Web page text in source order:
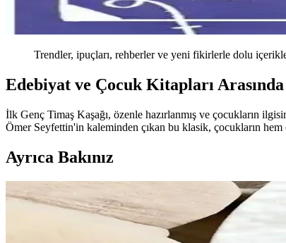
Trendler, ipuçları, rehberler ve yeni fikirlerle dolu
Edebiyat ve Çocuk Kitapları
İlk Genç Timaş Kaşağı, özenle hazırlanmış ve çocukların
Ömer Seyfettin'in kaleminden çıkan bu klasik, çocukların
Ayrıca Bakınız
Pipetli Kapaklı Bardaklar: Kullanım
Pipetli kapaklı bardaklar, hafif ve dayanıklı malzemeleriyle